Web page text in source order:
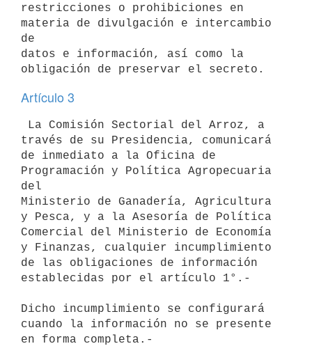
restricciones o prohibiciones en
materia de divulgación e intercambio
de
datos e información, así como la
Artículo 3
través de su Presidencia, comunicará
de inmediato a la Oficina de
Programación y Política Agropecuaria
del
Ministerio de Ganadería, Agricultura
y Pesca, y a la Asesoría de Política
Comercial del Ministerio de Economía
y Finanzas, cualquier incumplimiento
de las obligaciones de información
establecidas por el artículo 1°.-
Dicho incumplimiento se configurará
cuando la información no se presente